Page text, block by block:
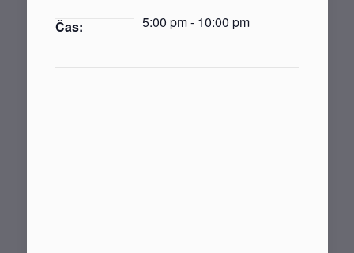
Čas:
5:00 pm - 10:00 pm